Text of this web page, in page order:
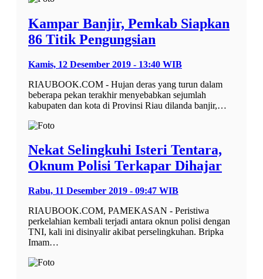
Kampar Banjir, Pemkab Siapkan
86 Titik Pengungsian
Kamis, 12 Desember 2019 - 13:40 WIB
RIAUBOOK.COM - Hujan deras yang turun dalam
beberapa pekan terakhir menyebabkan sejumlah
kabupaten dan kota di Provinsi Riau dilanda banjir,…
Nekat Selingkuhi Isteri Tentara,
Oknum Polisi Terkapar Dihajar
Rabu, 11 Desember 2019 - 09:47 WIB
RIAUBOOK.COM, PAMEKASAN - Peristiwa
perkelahian kembali terjadi antara oknun polisi dengan
TNI, kali ini disinyalir akibat perselingkuhan. Bripka
Imam…